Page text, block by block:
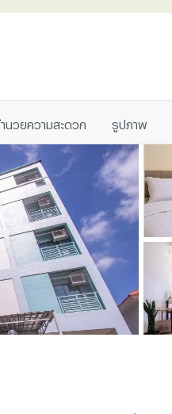
นวยความสะดวก รูปภาพ